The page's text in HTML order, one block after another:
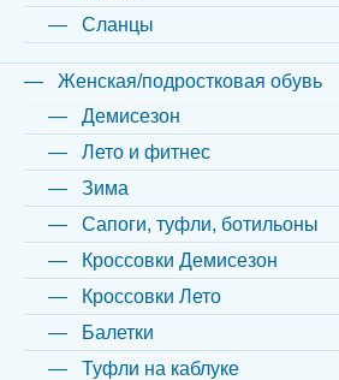
Сланцы
Женская/подростковая обувь
Демисезон
Лето и фитнес
Зима
Сапоги, туфли, ботильоны
Кроссовки Демисезон
Кроссовки Лето
Балетки
Туфли на каблуке